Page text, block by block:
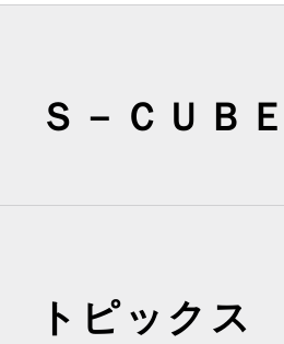
Ｓ－ＣＵＢ
トピックス